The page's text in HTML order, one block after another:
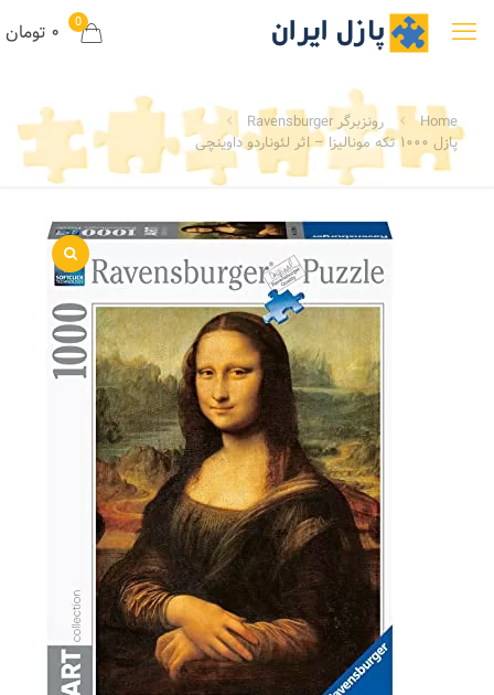
0 ۰ تومان
Home
رونزبرگر Ravensburger
پازل ۱۰۰۰ تکه مونالیزا – اثر لئوناردو داوینچی